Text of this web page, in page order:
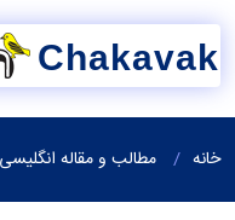
Chakavak
خانه مطالب و مقاله انگلیسی (36